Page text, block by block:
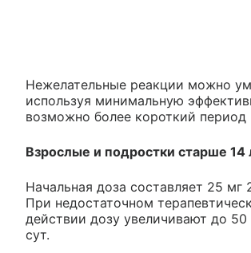
Нежелательные реакции можно
используя минимальную
возможно более короткий период
Взрослые и подростки старше 14
Начальная доза составляет 25 мг
При недостаточном
действии дозу увеличивают до
сут.